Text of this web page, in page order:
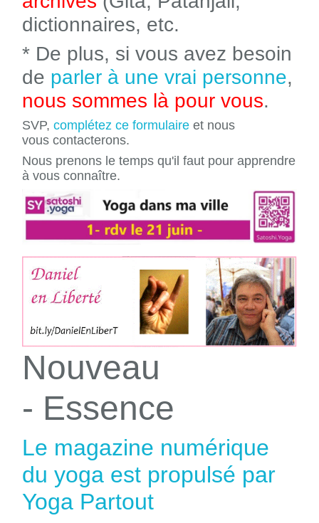
dictionnaires, etc.
* De plus, si vous avez besoin
de parler à une vrai personne,
nous sommes là pour vous.
SVP, complétez ce formulaire et nous
vous contacterons.
Nous prenons le temps qu'il faut pour apprendre
à vous connaître.
Nouveau
- Essence
Le magazine numérique
du yoga est propulsé par
Yoga Partout